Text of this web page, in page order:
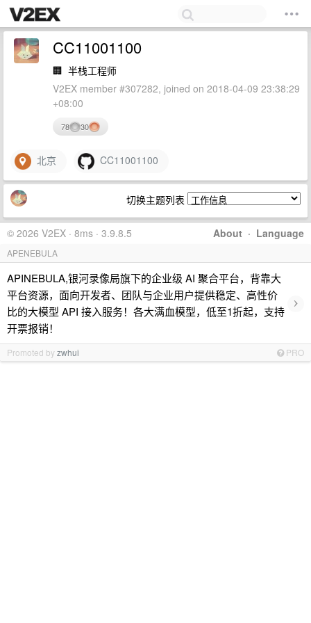
CC11001100
🏢 半栈工程师
V2EX member #307282, joined on 2018-04-09 23:38:29
+08:00
78 30
北京 CC11001100
切换主题列表
About · Language
© 2026 V2EX · 8ms · 3.9.8.5
APENEBULA
APINEBULA,银河录像局旗下的企业级 AI 聚合平台，背靠大
平台资源，面向开发者、团队与企业用户提供稳定、高性价
比的大模型 API 接入服务！各大满血模型，低至1折起，支持
开票报销！
›
Promoted byzwhui PRO